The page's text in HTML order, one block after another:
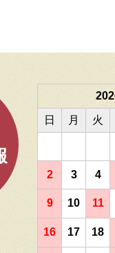
日 月 火
2 3 4
9 10 11
16 17 18